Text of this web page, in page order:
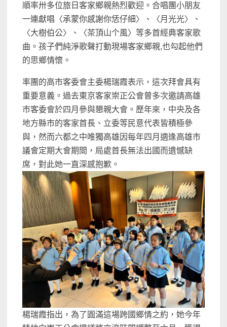
順率卅多位旅日客家鄉親熱烈歡迎。合唱團小朋友
一連獻唱〈承蒙你感謝你恁仔細〉、〈月光光〉、
〈大樹伯公〉、〈茶頂山个風〉等多首經典客家歌
曲。孩子們純淨歌聲打動現場客家鄉親,也勾起他們
的思鄉情懷。
率團的高市客委會主委楊瑞霞表示，這次拜會具有
重要意義。過去東京客家崇正公會曾多次邀請高雄
市客委會於四月參與懇親大會。歷年來，中央及各
地方縣市的客家首長、立委等民意代表皆積極參
與，然而六都之中唯獨高雄因每年四月適逢高雄市
議會定期大會期間，局處首長無法出國而遺憾缺
席，對此她一直深感抱歉。
楊瑞霞指出，為了圓滿這場跨國鄉情之約，她今年